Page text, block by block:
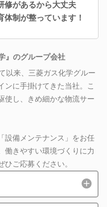
修があるから大丈夫
制が整っています！
』のグループ会社
以来、三菱ガス化学グルー
ンに手掛けてきた当社。こ
使し、きめ細かな物流サー
設備メンテナンス」をお任
働きやすい環境づくりに力
ご応募ください。